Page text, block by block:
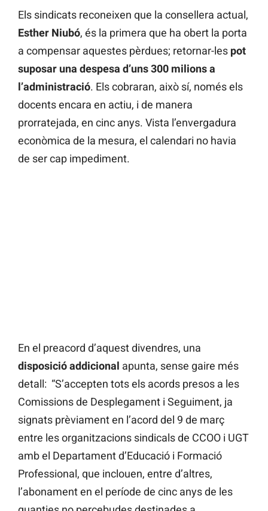
Els sindicats reconeixen que la consellera actual,
Esther Niubó, és la primera que ha obert la porta
a compensar aquestes pèrdues; retornar-les pot
suposar una despesa d’uns 300 milions a
l’administració. Els cobraran, això sí, només els
docents encara en actiu, i de manera
prorratejada, en cinc anys. Vista l’envergadura
econòmica de la mesura, el calendari no havia
de ser cap impediment.
En el preacord d’aquest divendres, una
disposició addicional apunta, sense gaire més
detall: “S’accepten tots els acords presos a les
Comissions de Desplegament i Seguiment, ja
signats prèviament en l’acord del 9 de març
entre les organitzacions sindicals de CCOO i UGT
amb el Departament d’Educació i Formació
Professional, que inclouen, entre d’altres,
l’abonament en el període de cinc anys de les